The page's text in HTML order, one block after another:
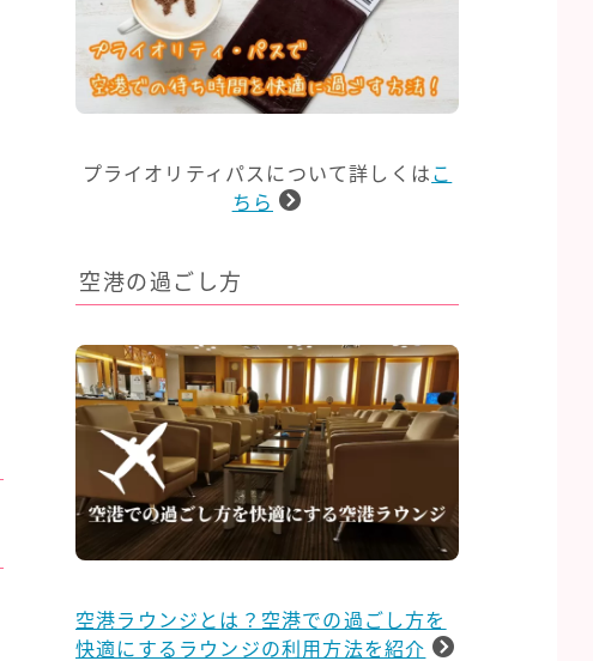
プライオリティパスについて詳しくは こ
ちら
空港の過ごし方
空港ラウンジとは？空港での過ごし方を
快適にするラウンジの利用方法を紹介